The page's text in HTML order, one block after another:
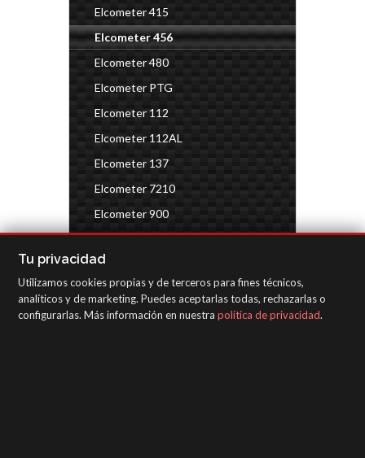
Elcometer 415
Elcometer 456
Elcometer 480
Elcometer PTG
Elcometer 112
Elcometer 112AL
Elcometer 137
Elcometer 7210
Elcometer 900
Elcometer 148
Test calidad de aire
Kits de inspección de automóviles
Tu privacidad
Utilizamos cookies propias y de terceros para fines técnicos,
analíticos y de marketing. Puedes aceptarlas todas, rechazarlas o
configurarlas. Más información en nuestra política de privacidad.